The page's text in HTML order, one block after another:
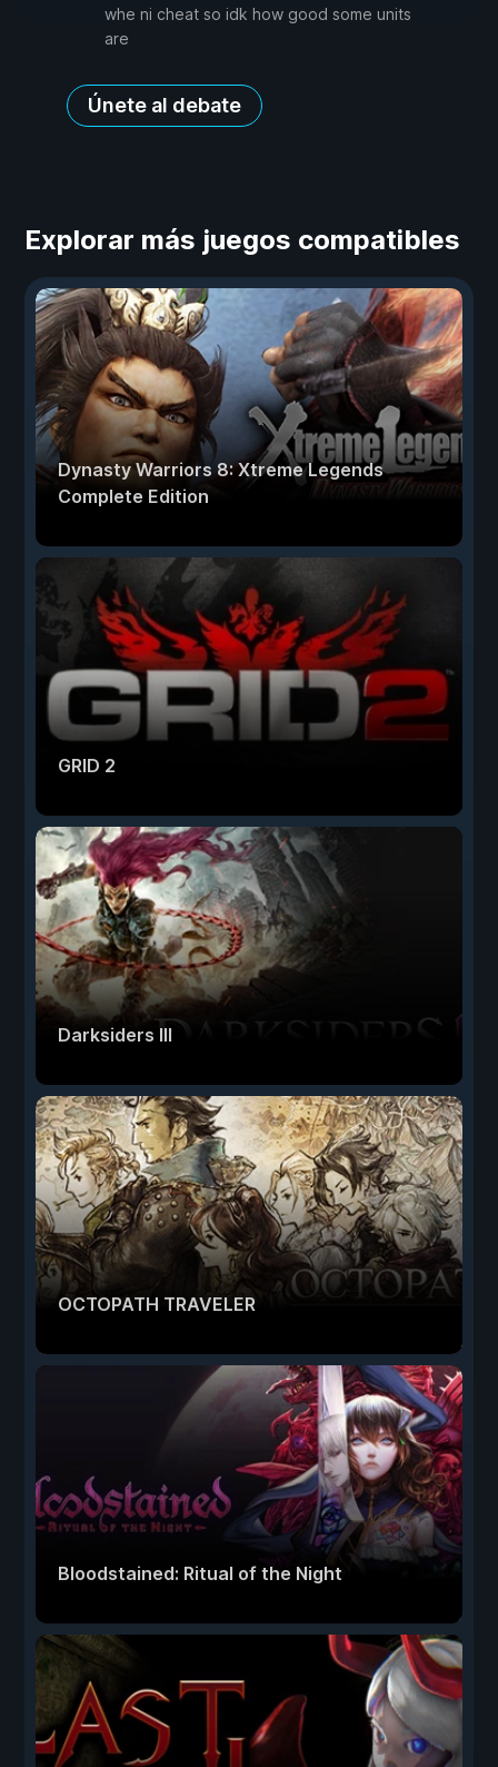
whe ni cheat so idk how good some units
are
Únete al debate
Explorar más juegos compatibles
Dynasty Warriors 8: Xtreme Legends
Complete Edition
GRID 2
Darksiders III
OCTOPATH TRAVELER
Bloodstained: Ritual of the Night